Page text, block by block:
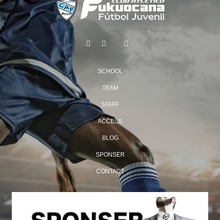
SCHOOL
TEAM
STAFF
ACCESS
BLOG
SPONSER
CONTACT